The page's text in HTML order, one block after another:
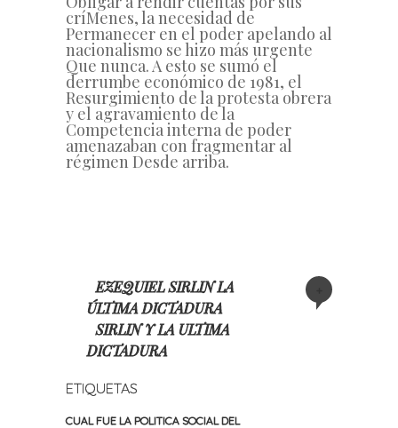
críMenes, la necesidad de
Permanecer en el poder apelando al
nacionalismo se hizo más urgente
Que nunca. A esto se sumó el
derrumbe económico de 1981, el
Resurgimiento de la protesta obrera
y el agravamiento de la
Competencia interna de poder
amenazaban con fragmentar al
régimen Desde arriba.
EZEQUIEL SIRLIN LA
ÚLTIMA DICTADURA
SIRLIN Y LA ULTIMA
DICTADURA
ETIQUETAS
CUAL FUE LA POLITICA SOCIAL DEL